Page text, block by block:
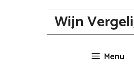
Wijn
Menu